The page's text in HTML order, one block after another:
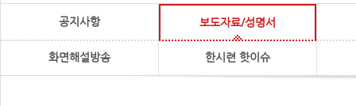
공지사항 보도자료/성명서
화면해설방송 한시련 핫이슈